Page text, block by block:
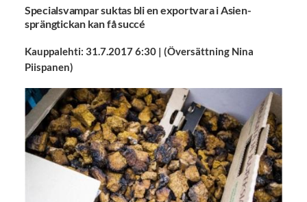
Specialsvampar suktas bli en exportvara i Asien-
sprängtickan kan få succé
Kauppalehti: 31.7.2017 6:30 | (Översättning Nina
Piispanen)